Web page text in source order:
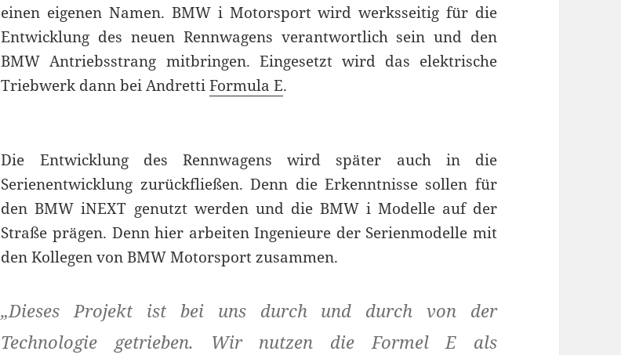
einen eigenen Namen. BMW i Motorsport wird werksseitig für die
Entwicklung des neuen Rennwagens verantwortlich sein und den
BMW Antriebsstrang mitbringen. Eingesetzt wird das elektrische
Triebwerk dann bei AndrettiFormula E.
Die Entwicklung des Rennwagens wird später auch in die
Serienentwicklung zurückfließen. Denn die Erkenntnisse sollen für
den BMW iNEXT genutzt werden und die BMW i Modelle auf der
Straße prägen. Denn hier arbeiten Ingenieure der Serienmodelle mit
den Kollegen von BMW Motorsport zusammen.
„Dieses Projekt ist bei uns durch und durch von der
Technologie getrieben. Wir nutzen die Formel E als